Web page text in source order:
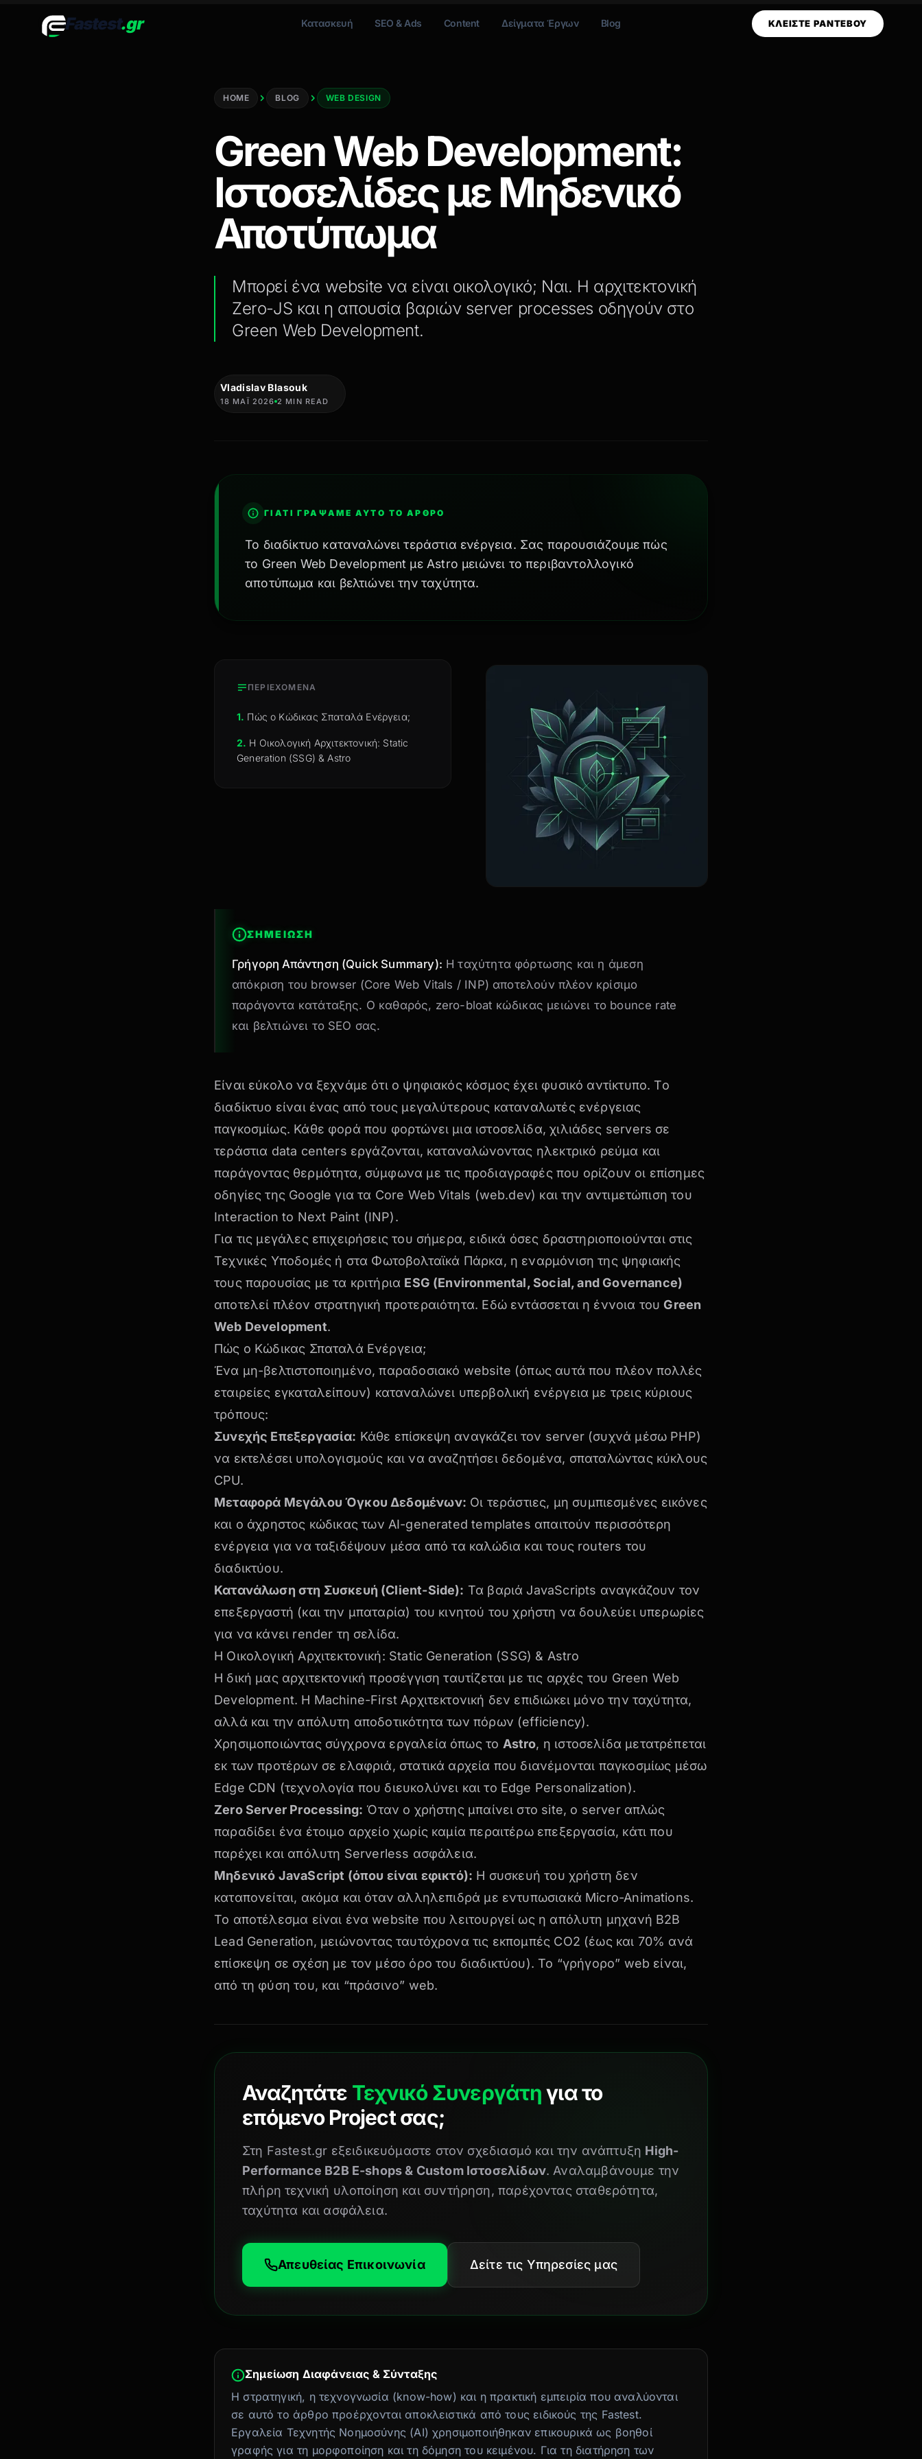
Fastest.gr Κατασκευή SEO & Ads Content Δείγματα Έργων Blog ΚΛΕΙΣΤΕ ΡΑΝΤΕΒΟΥ
HOME BLOG WEB DESIGN
Green Web Development:
Ιστοσελίδες με Μηδενικό
Αποτύπωμα
Μπορεί ένα website να είναι οικολογικό; Ναι. Η αρχιτεκτονική
Zero-JS και η απουσία βαριών server processes οδηγούν στο
Green Web Development.
Vladislav Blasouk
18 ΜΑΪ́ 2026 2 MIN READ
ΓΙΑΤΊ ΓΡΆΨΑΜΕ ΑΥΤΌ ΤΟ ΆΡΘΡΟ
Το διαδίκτυο καταναλώνει τεράστια ενέργεια. Σας παρουσιάζουμε πώς
το Green Web Development με Astro μειώνει το περιβαντολλογικό
αποτύπωμα και βελτιώνει την ταχύτητα.
ΠΕΡΙΕΧΟΜΕΝΑ
1. Πώς ο Κώδικας Σπαταλά Ενέργεια;
2. Η Οικολογική Αρχιτεκτονική: Static
Generation (SSG) & Astro
ΣΗΜΕΙΩΣΗ
Γρήγορη Απάντηση (Quick Summary): Η ταχύτητα φόρτωσης και η άμεση
απόκριση του browser (Core Web Vitals / INP) αποτελούν πλέον κρίσιμο
παράγοντα κατάταξης. Ο καθαρός, zero-bloat κώδικας μειώνει το bounce rate
και βελτιώνει το SEO σας.
Είναι εύκολο να ξεχνάμε ότι ο ψηφιακός κόσμος έχει φυσικό αντίκτυπο. Το
διαδίκτυο είναι ένας από τους μεγαλύτερους καταναλωτές ενέργειας
παγκοσμίως. Κάθε φορά που φορτώνει μια ιστοσελίδα, χιλιάδες servers σε
τεράστια data centers εργάζονται, καταναλώνοντας ηλεκτρικό ρεύμα και
παράγοντας θερμότητα, σύμφωνα με τις προδιαγραφές που ορίζουν οι επίσημες
οδηγίες της Google για τα Core Web Vitals (web.dev) και την αντιμετώπιση του
Interaction to Next Paint (INP).
Για τις μεγάλες επιχειρήσεις του σήμερα, ειδικά όσες δραστηριοποιούνται στις
Τεχνικές Υποδομές ή στα Φωτοβολταϊκά Πάρκα, η εναρμόνιση της ψηφιακής
τους παρουσίας με τα κριτήρια ESG (Environmental, Social, and Governance)
αποτελεί πλέον στρατηγική προτεραιότητα. Εδώ εντάσσεται η έννοια τουGreen
Web Development.
Πώς ο Κώδικας Σπαταλά Ενέργεια;
Ένα μη-βελτιστοποιημένο, παραδοσιακό website (όπως αυτά που πλέον πολλές
εταιρείες εγκαταλείπουν) καταναλώνει υπερβολική ενέργεια με τρεις κύριους
τρόπους:
Συνεχής Επεξεργασία: Κάθε επίσκεψη αναγκάζει τον server (συχνά μέσω PHP)
να εκτελέσει υπολογισμούς και να αναζητήσει δεδομένα, σπαταλώντας κύκλους
CPU.
Μεταφορά Μεγάλου Όγκου Δεδομένων: Οι τεράστιες, μη συμπιεσμένες εικόνες
και ο άχρηστος κώδικας των AI-generated templates απαιτούν περισσότερη
ενέργεια για να ταξιδέψουν μέσα από τα καλώδια και τους routers του
διαδικτύου.
Κατανάλωση στη Συσκευή (Client-Side): Τα βαριά JavaScripts αναγκάζουν τον
επεξεργαστή (και την μπαταρία) του κινητού του χρήστη να δουλεύει υπερωρίες
για να κάνει render τη σελίδα.
Η Οικολογική Αρχιτεκτονική: Static Generation (SSG) & Astro
Η δική μας αρχιτεκτονική προσέγγιση ταυτίζεται με τις αρχές του Green Web
Development. Η Machine-First Αρχιτεκτονική δεν επιδιώκει μόνο την ταχύτητα,
αλλά και την απόλυτη αποδοτικότητα των πόρων (efficiency).
Χρησιμοποιώντας σύγχρονα εργαλεία όπως το Astro, η ιστοσελίδα μετατρέπεται
εκ των προτέρων σε ελαφριά, στατικά αρχεία που διανέμονται παγκοσμίως μέσω
Edge CDN (τεχνολογία που διευκολύνει και το Edge Personalization).
Zero Server Processing: Όταν ο χρήστης μπαίνει στο site, ο server απλώς
παραδίδει ένα έτοιμο αρχείο χωρίς καμία περαιτέρω επεξεργασία, κάτι που
παρέχει και απόλυτη Serverless ασφάλεια.
Μηδενικό JavaScript (όπου είναι εφικτό): Η συσκευή του χρήστη δεν
καταπονείται, ακόμα και όταν αλληλεπιδρά με εντυπωσιακά Micro-Animations.
Το αποτέλεσμα είναι ένα website που λειτουργεί ως η απόλυτη μηχανή B2B
Lead Generation, μειώνοντας ταυτόχρονα τις εκπομπές CO2 (έως και 70% ανά
επίσκεψη σε σχέση με τον μέσο όρο του διαδικτύου). Το “γρήγορο” web είναι,
από τη φύση του, και “πράσινο” web.
Αναζητάτε Τεχνικό Συνεργάτηγια το
επόμενο Project σας;
Στη Fastest.gr εξειδικευόμαστε στον σχεδιασμό και την ανάπτυξη High-
Performance B2B E-shops & Custom Ιστοσελίδων. Αναλαμβάνουμε την
πλήρη τεχνική υλοποίηση και συντήρηση, παρέχοντας σταθερότητα,
ταχύτητα και ασφάλεια.
Απευθείας Επικοινωνία Δείτε τις Υπηρεσίες μας
Σημείωση Διαφάνειας & Σύνταξης
Η στρατηγική, η τεχνογνωσία (know-how) και η πρακτική εμπειρία που αναλύονται
σε αυτό το άρθρο προέρχονται αποκλειστικά από τους ειδικούς της Fastest.
Εργαλεία Τεχνητής Νοημοσύνης (AI) χρησιμοποιήθηκαν επικουρικά ως βοηθοί
γραφής για τη μορφοποίηση και τη δόμηση του κειμένου. Για τη διατήρηση των